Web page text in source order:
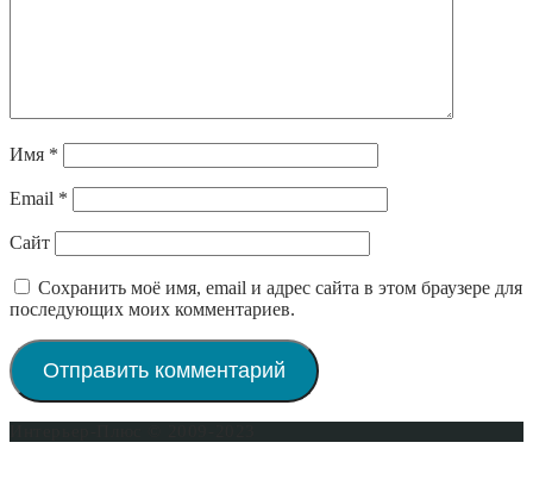
Имя *
Email *
Сайт
Сохранить моё имя, email и адрес сайта в этом браузере для
последующих моих комментариев.